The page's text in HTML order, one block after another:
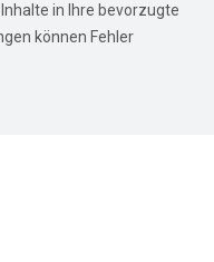
in Ihre bevorzugte
können Fehler